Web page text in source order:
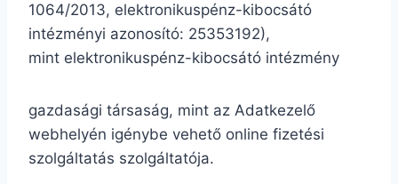
1064/2013, elektronikuspénz-kibocsátó
intézményi azonosító: 25353192),
mint elektronikuspénz-kibocsátó intézmény
gazdasági társaság, mint az Adatkezelő
webhelyén igénybe vehető online fizetési
szolgáltatás szolgáltatója.